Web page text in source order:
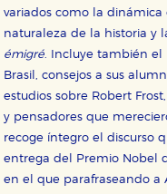
variados como la
naturaleza de la historia y
émigré. Incluye también el
Brasil, consejos a sus
estudios sobre Robert
y pensadores que
recoge íntegro el discurso
entrega del Premio Nobel
en el que parafraseando a